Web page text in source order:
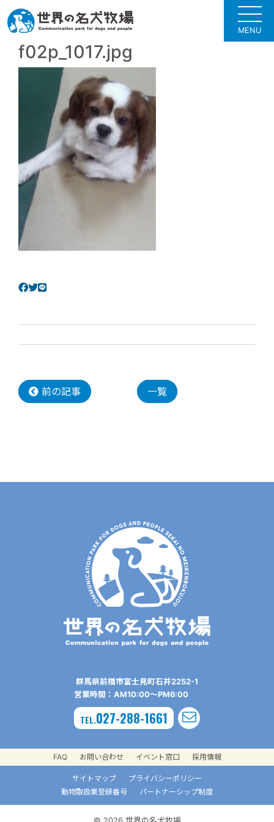
MENU
f02p_1017.jpg
前の記事 一覧
群⾺県前橋市富⼠⾒町⽯井2252-1
営業時間：AM10:00〜PM6:00
TEL.027-288-1661
FAQ お問い合わせ イベント窓口 採用情報
サイトマップ
プライバシーポリシー
動物取扱業登録番号
パートナーシップ制度